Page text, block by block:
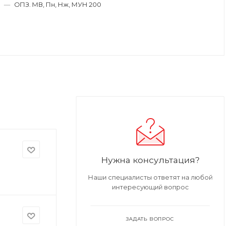
— ОПЗ. МВ, Пн, Нж, МУН 200
Нужна консультация?
Наши специалисты ответят на любой
интересующий вопрос
ЗАДАТЬ ВОПРОС